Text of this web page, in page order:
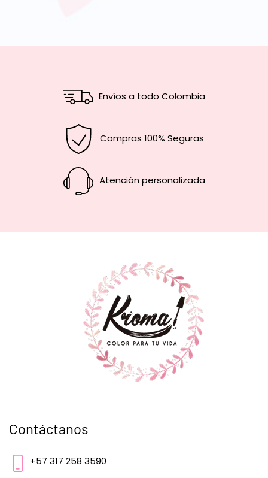
Envíos a todo Colombia
Compras 100% Seguras
Atención personalizada
Contáctanos
+57 317 258 3590